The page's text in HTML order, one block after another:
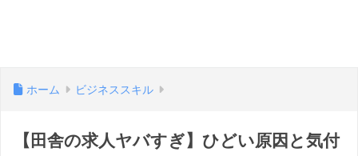
ホーム ビジネススキル
【田舎の求人ヤバすぎ】ひどい原因と気付